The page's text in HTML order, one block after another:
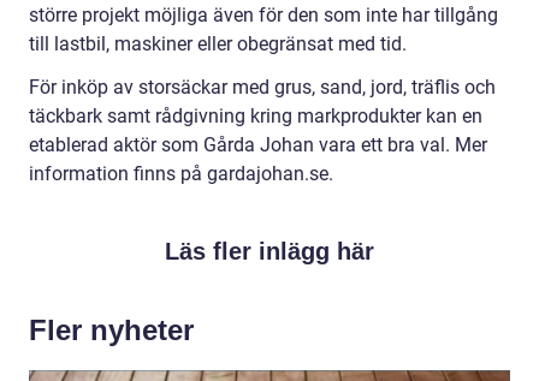
större projekt möjliga även för den som inte har tillgång
till lastbil, maskiner eller obegränsat med tid.
För inköp av storsäckar med grus, sand, jord, träflis och
täckbark samt rådgivning kring markprodukter kan en
etablerad aktör som Gårda Johan vara ett bra val. Mer
information finns på gardajohan.se.
Läs fler inlägg här
Fler nyheter